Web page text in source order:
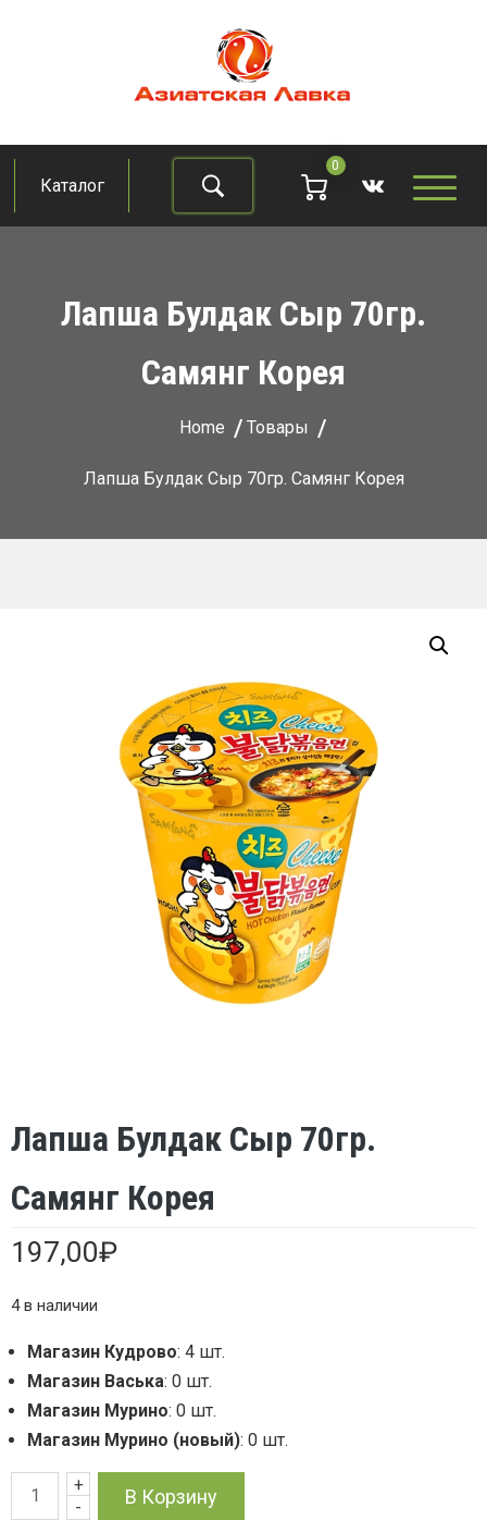
Азиатская лавка
Продукты из восточно-азиатских стран
Каталог
0
Лапша Булдак Сыр 70гр.
Самянг Корея
Home Товары
Лапша Булдак Сыр 70гр. Самянг Корея
Лапша Булдак Сыр 70гр.
Самянг Корея
197,00₽
4 в наличии
Магазин Кудрово: 4 шт.
Магазин Васька: 0 шт.
Магазин Мурино: 0 шт.
Магазин Мурино (новый): 0 шт.
-
Количество
+
В Корзину